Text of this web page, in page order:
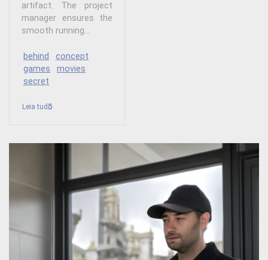
artifact. The project
manager ensures the
smooth running...
behind
concept
games
movies
secret
Leia tudo